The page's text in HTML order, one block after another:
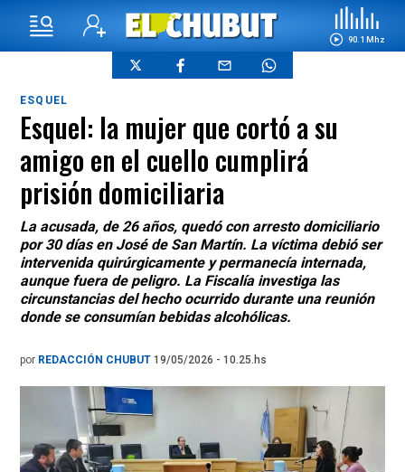
90.1 Mhz
ESQUEL
Esquel: la mujer que cortó a su
amigo en el cuello cumplirá
prisión domiciliaria
La acusada, de 26 años, quedó con arresto domiciliario
por 30 días en José de San Martín. La víctima debió ser
intervenida quirúrgicamente y permanecía internada,
aunque fuera de peligro. La Fiscalía investiga las
circunstancias del hecho ocurrido durante una reunión
donde se consumían bebidas alcohólicas.
por REDACCIÓN CHUBUT 19/05/2026 - 10.25.hs